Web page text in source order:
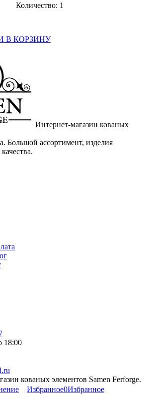
Количество: 1
В КОРЗИНУ
Интернет-магазин кованых
Большой ассортимент, изделия
18:00
кованых элементов Samen Ferforge.
Избранное0Избранное